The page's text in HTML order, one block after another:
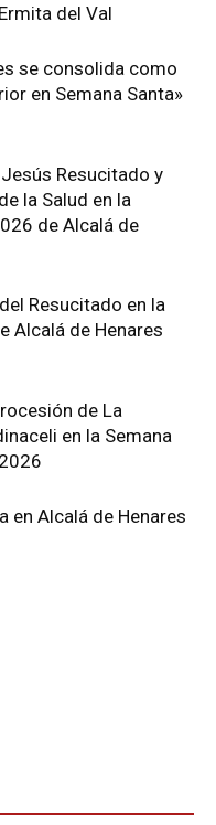
del Val
se consolida como
en Semana Santa»
Resucitado y
la Salud en la
de Alcalá de
Resucitado en la
Alcalá de Henares
de La
en la Semana
en Alcalá de Henares